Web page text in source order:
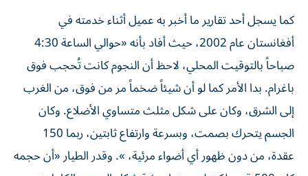
كما يسجل أحد تقارير ما أخبر به عميل أثناء خدمته في
أفغانستان عام 2002، حيث أفاد بأنه «حوالي الساعة 4:30
صباحاً بالتوقيت المحلي، لاحظ أن النجوم كانت تُحجب فوق
باغرام. بدا الأمر كما لو أن شيئاً ضخماً مر من فوق، من الغرب
إلى الشرق، وكان على شكل مثلث متساوي الأضلاع. وكان
الجسم يتحرك بصمت، وبسرعة وارتفاع ثابتين، ربما 150
عقدة، من دون ظهور أي أضواء مرئية، ». وقدر الطيار «أن حجمه